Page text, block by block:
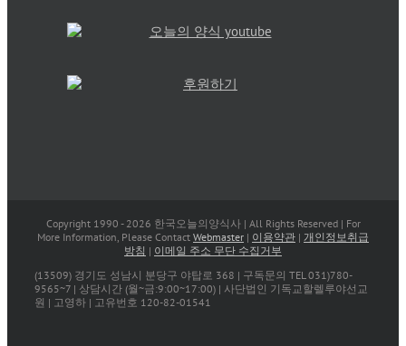
Copyright 1990 - 2026 한국오늘의양식사 | All Rights Reserved | For
More Information, Please Contact Webmaster | 이용약관 | 개인정보취급
방침 | 이메일 주소 무단 수집거부
(13509) 경기도 성남시 분당구 야탑로 368 | 구독문의 TEL 031)780-
9565~7 | 상담시간 (월~금:9:00~17:00) | 사단법인 기독교할렐루야선교
원 | 고영하 | 고유번호 120-82-01541